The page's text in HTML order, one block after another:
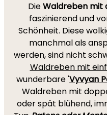
DieWaldreben mit
faszinierend und
Schönheit. Diese
manchmal als
werden, sind nicht
Waldreben mit
wunderbare 'Vyvyan
Waldreben mit
oder spät blühend,